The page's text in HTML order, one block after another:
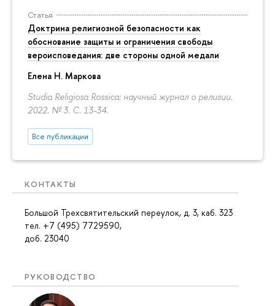
Статья
Доктрина религиозной безопасности как
обоснование защиты и ограничения свободы
вероисповедания: две стороны одной медали
Елена Н. Маркова
Studia Religiosa Rossica: научный журнал о религии.
2022. № 3. С. 13-34.
Все публикации
КОНТАКТЫ
Большой Трехсвятительский переулок, д. 3, каб. 323
тел. +7 (495) 7729590,
доб. 23040
РУКОВОДСТВО